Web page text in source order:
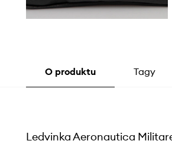
O produktu Tagy
Ledvinka Aeronautica